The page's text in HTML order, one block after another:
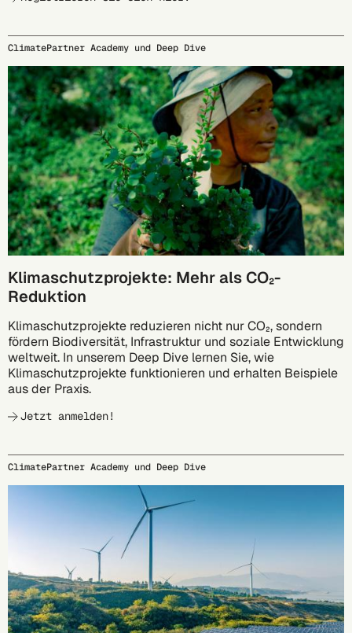
ClimatePartner Academy und Deep Dive
29.09.
Klimaschutzprojekte: Mehr als CO₂-
Reduktion
Klimaschutzprojekte reduzieren nicht nur CO₂, sondern
fördern Biodiversität, Infrastruktur und soziale Entwicklung
weltweit. In unserem Deep Dive lernen Sie, wie
Klimaschutzprojekte funktionieren und erhalten Beispiele
aus der Praxis.
Jetzt anmelden!
ClimatePartner Academy und Deep Dive
27.10.